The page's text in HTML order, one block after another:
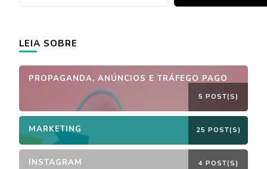
LEIA SOBRE
PROPAGANDA, ANÚNCIOS E TRÁFEGO PAGO
5 POST(S)
MARKETING 25 POST(S)
INSTAGRAM 4 POST(S)